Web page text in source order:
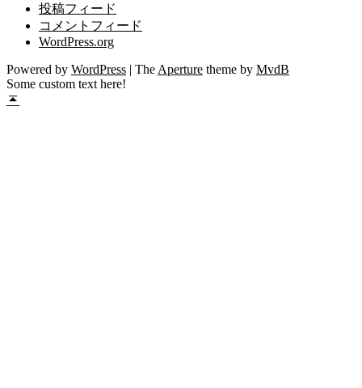
投稿フィード
コメントフィード
WordPress.org
Powered by WordPress | The Aperture theme by MvdB
Some custom text here!